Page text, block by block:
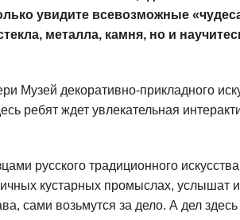
увидите всевозможные
металла, камня, но и
Музей декоративно-прикладного
ребят ждет увлекательная
русского традиционного
кустарных промыслах, услышат
сами возьмутся за дело. А дел